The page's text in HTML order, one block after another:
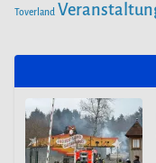
Toverland